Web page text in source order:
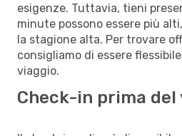
esigenze. Tuttavia, tieni
minute possono essere più
la stagione alta. Per trovare
consigliamo di essere
viaggio.
Check-in prima del